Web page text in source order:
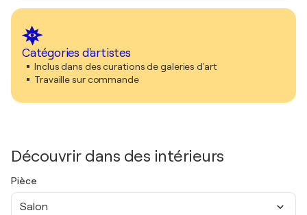
Catégories d'artistes
Inclus dans des curations de galeries d'art
Travaille sur commande
Découvrir dans des intérieurs
Pièce
Salon